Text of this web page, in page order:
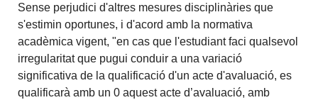
Sense perjudici d'altres mesures disciplinàries que
s'estimin oportunes, i d'acord amb la normativa
acadèmica vigent, "en cas que l'estudiant faci qualsevol
irregularitat que pugui conduir a una variació
significativa de la qualificació d'un acte d'avaluació, es
qualificarà amb un 0 aquest acte d’avaluació, amb